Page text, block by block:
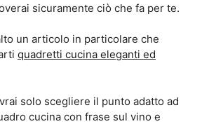
sicuramente ciò che fa per te.
un articolo in particolare che
quadretti cucina eleganti ed
solo scegliere il punto adatto ad
cucina con frase sul vino e